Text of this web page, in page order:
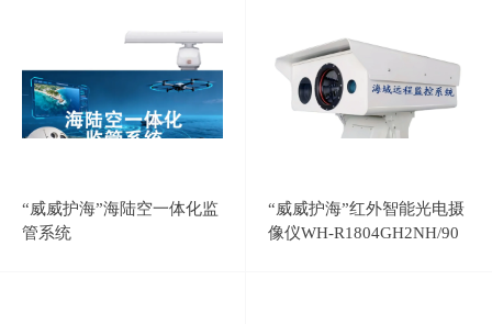
“威威护海”海陆空一体化监
管系统
“威威护海”红外智能光电摄
像仪WH-R1804GH2NH/90